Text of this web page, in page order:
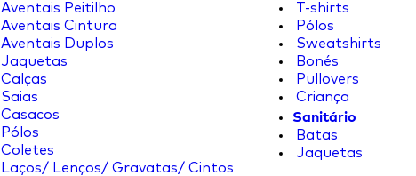
Aventais Peitilho
Aventais Cintura
Aventais Duplos
Jaquetas
Calças
Saias
Casacos
Pólos
Coletes
Laços/ Lenços/ Gravatas/ Cintos
T-shirts
Pólos
Sweatshirts
Bonés
Pullovers
Criança
Sanitário
Batas
Jaquetas